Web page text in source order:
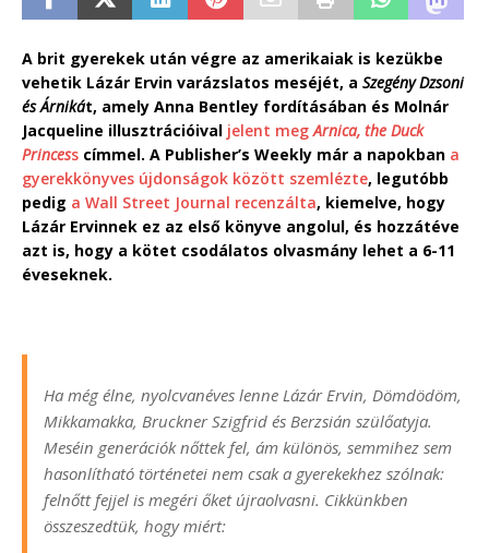
A brit gyerekek után végre az amerikaiak is kezükbe
vehetik Lázár Ervin varázslatos meséjét, a Szegény Dzsoni
és Árnikát, amely Anna Bentley fordításában és Molnár
Jacqueline illusztrációival jelent megArnica, the Duck
Princess címmel. A Publisher’s Weekly már a napokban a
gyerekkönyves újdonságok között szemlézte, legutóbb
pedig a Wall Street Journal recenzálta, kiemelve, hogy
Lázár Ervinnek ez az első könyve angolul, és hozzátéve
azt is, hogy a kötet csodálatos olvasmány lehet a 6-11
éveseknek.
Ha még élne, nyolcvanéves lenne Lázár Ervin, Dömdödöm,
Mikkamakka, Bruckner Szigfrid és Berzsián szülőatyja.
Meséin generációk nőttek fel, ám különös, semmihez sem
hasonlítható történetei nem csak a gyerekekhez szólnak:
felnőtt fejjel is megéri őket újraolvasni. Cikkünkben
összeszedtük, hogy miért: